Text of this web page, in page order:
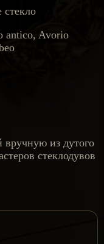
стекло
antico, Avorio
из дутого
стеклодувов